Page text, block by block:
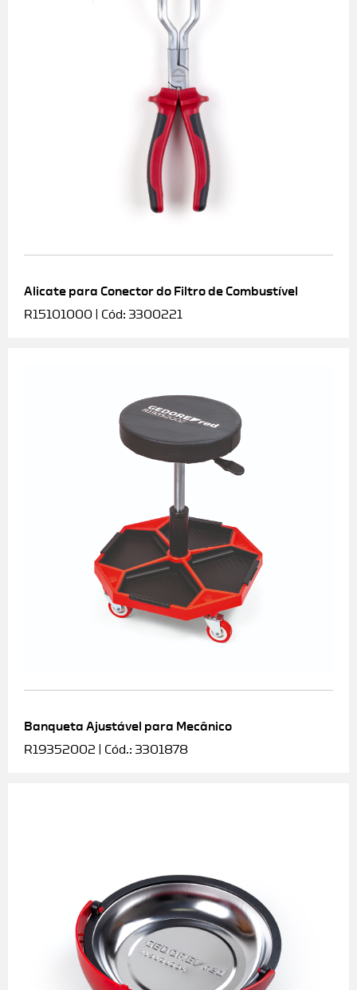
Alicate para Conector do Filtro de Combustível
R15101000 | Cód: 3300221
Banqueta Ajustável para Mecânico
R19352002 | Cód.: 3301878